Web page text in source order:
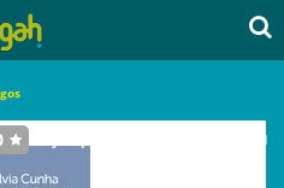
seja o primeiro a avaliar este local